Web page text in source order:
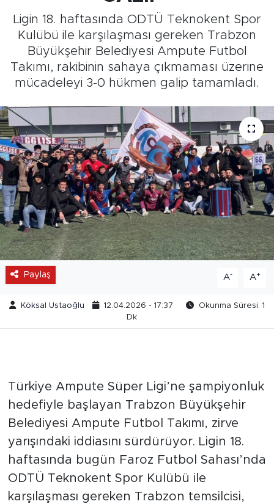
Ligin 18. haftasında ODTÜ Teknokent Spor
Kulübü ile karşılaşması gereken Trabzon
Büyükşehir Belediyesi Ampute Futbol
Takımı, rakibinin sahaya çıkmaması üzerine
mücadeleyi 3-0 hükmen galip tamamladı.
Paylaş A- A+
Köksal Ustaoğlu 12.04.2026 - 17:37
Okunma Süresi: 1
Dk
Türkiye Ampute Süper Ligi’ne şampiyonluk
hedefiyle başlayan Trabzon Büyükşehir
Belediyesi Ampute Futbol Takımı, zirve
yarışındaki iddiasını sürdürüyor. Ligin 18.
haftasında bugün Faroz Futbol Sahası’nda
ODTÜ Teknokent Spor Kulübü ile
karşılaşması gereken Trabzon temsilcisi,
Medya
Sağlık
Siyaset
Teknoloji
GURBETTEN SILAYA
Foto Galeri
Köşe Yazarları
Manşet
Ulusal Son Dakika Haberleri